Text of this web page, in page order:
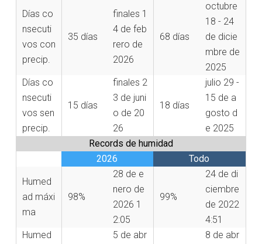
Días co
nsecuti
vos con
precip.
35 días
finales 1
4 de feb
rero de
2026
68 días
octubre
18 - 24
de dicie
mbre de
2025
Días co
nsecuti
vos sen
precip.
15 días
finales 2
3 de juni
o de 20
26
18 días
julio 29 -
15 de a
gosto d
e 2025
Records de humidad
2026
Todo
Humed
ad máxi
ma
98%
28 de e
nero de
2026 1
2:05
99%
24 de di
ciembre
de 2022
4:51
Humed
5 de abr
8 de abr